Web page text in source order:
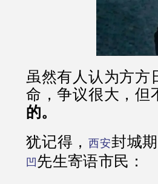
虽然有人认为方方
命，争议很大，但
的。
犹记得，西安封城
凹 先生寄语市民：